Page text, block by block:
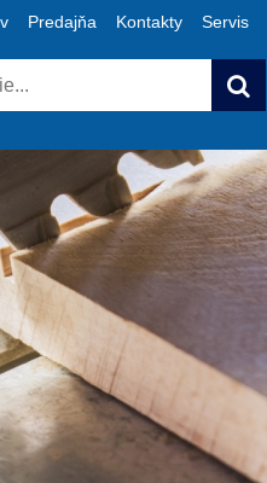
Predajňa Kontakty Servis